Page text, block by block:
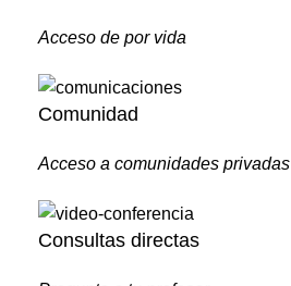
Acceso de por vida
Comunidad
Acceso a comunidades privadas
Consultas directas